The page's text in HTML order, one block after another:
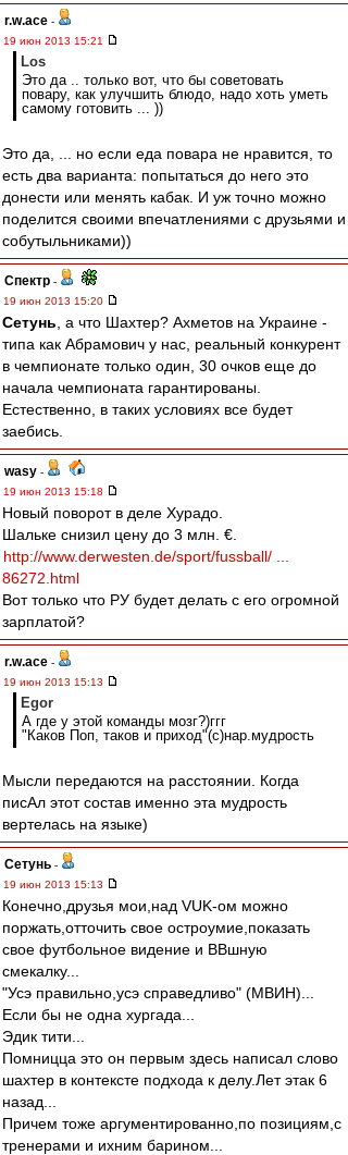
r.w.ace -
19 июн 2013 15:21
Los
Это да .. только вот, что бы советовать
повару, как улучшить блюдо, надо хоть уметь
самому готовить ... ))
Это да, ... но если еда повара не нравится, то
есть два варианта: попытаться до него это
донести или менять кабак. И уж точно можно
поделится своими впечатлениями с друзьями и
собутыльниками))
Спектр -
19 июн 2013 15:20
Сетунь , а что Шахтер? Ахметов на Украине -
типа как Абрамович у нас, реальный конкурент
в чемпионате только один, 30 очков еще до
начала чемпионата гарантированы.
Естественно, в таких условиях все будет
заебись.
wasy -
19 июн 2013 15:18
Новый поворот в деле Хурадо.
Шальке снизил цену до 3 млн. €.
http://www.derwesten.de/sport/fussball/ ...
86272.html
Вот только что РУ будет делать с его огромной
зарплатой?
r.w.ace -
19 июн 2013 15:13
Egor
А где у этой команды мозг?)ггг
"Каков Поп, таков и приход"(с)нар.мудрость
Мысли передаются на расстоянии. Когда
писАл этот состав именно эта мудрость
вертелась на языке)
Сетунь -
19 июн 2013 15:13
Конечно,друзья мои,над VUK-ом можно
поржать,отточить свое остроумие,показать
свое футбольное видение и ВВшную
смекалку...
"Усэ правильно,усэ справедливо" (МВИН)...
Если бы не одна хургада...
Эдик тити...
Помницца это он первым здесь написал слово
шахтер в контексте подхода к делу.Лет этак 6
назад...
Причем тоже аргументированно,по позициям,с
тренерами и ихним барином...